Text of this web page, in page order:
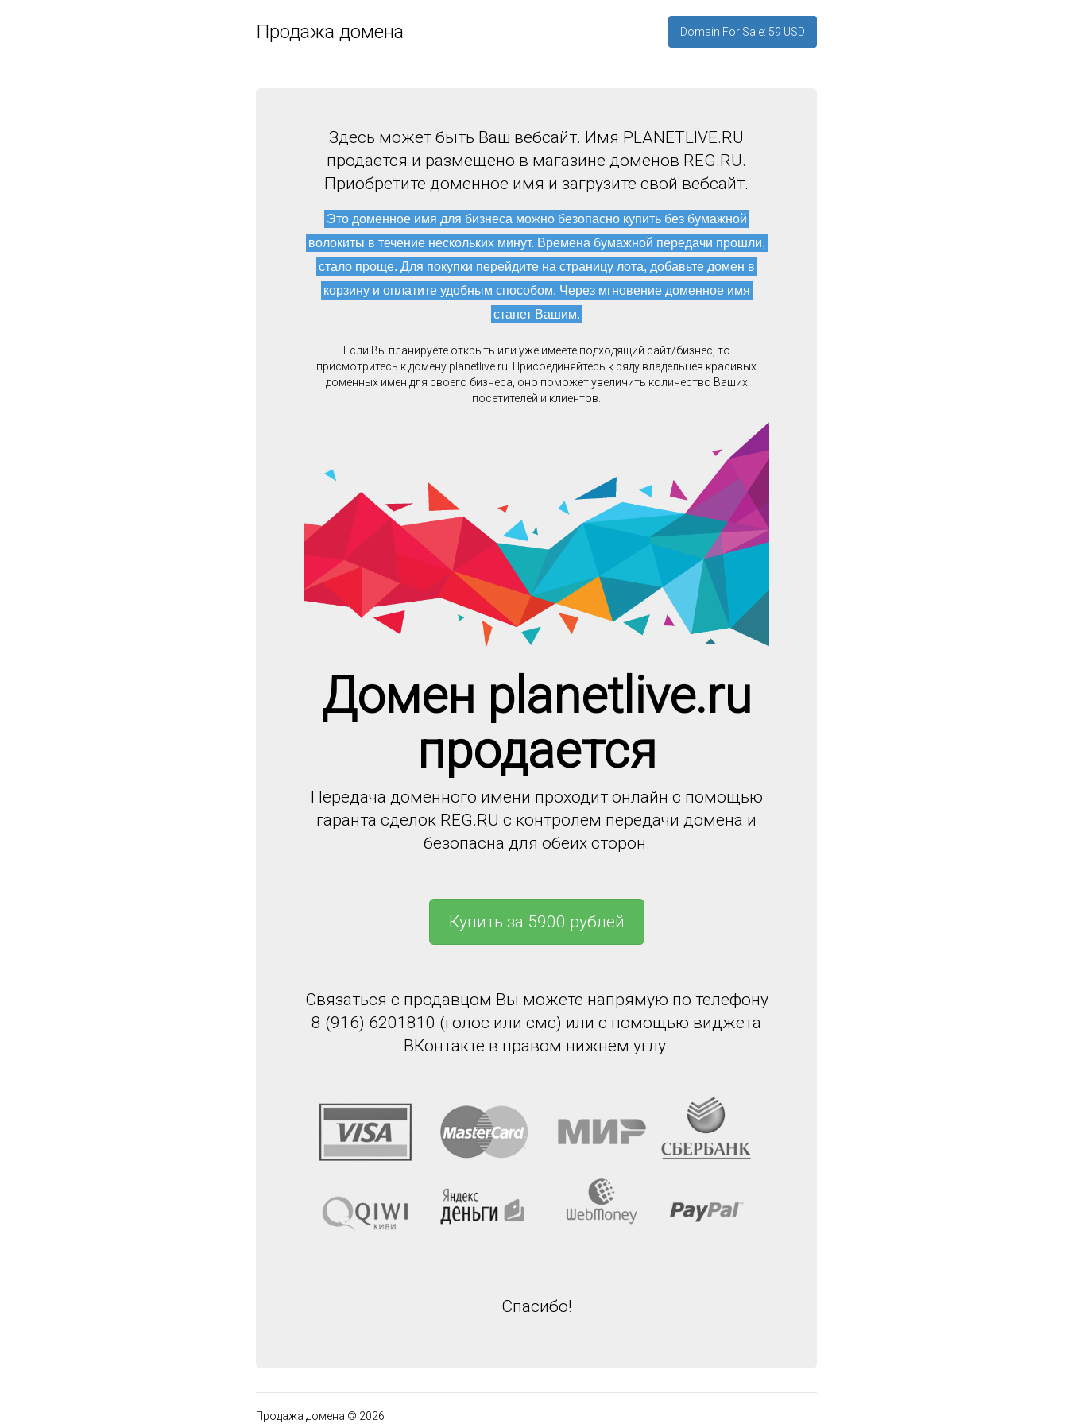
Domain For Sale: 59 USD
Продажа домена
Здесь может быть Ваш вебсайт. Имя PLANETLIVE.RU
продается и размещено в магазине доменов REG.RU.
Приобретите доменное имя и загрузите свой вебсайт.
Это доменное имя для бизнеса можно безопасно купить без бумажной
волокиты в течение нескольких минут. Времена бумажной передачи прошли,
стало проще. Для покупки перейдите на страницу лота, добавьте домен в
корзину и оплатите удобным способом. Через мгновение доменное имя
станет Вашим.
Если Вы планируете открыть или уже имеете подходящий сайт/бизнес, то
присмотритесь к домену planetlive.ru. Присоединяйтесь к ряду владельцев красивых
доменных имен для своего бизнеса, оно поможет увеличить количество Ваших
посетителей и клиентов.
Домен planetlive.ru
продается
Передача доменного имени проходит онлайн с помощью
гаранта сделок REG.RU с контролем передачи домена и
безопасна для обеих сторон.
Купить за 5900 рублей
Связаться с продавцом Вы можете напрямую по телефону
8 (916) 6201810 (голос или смс) или с помощью виджета
ВКонтакте в правом нижнем углу.
Спасибо!
Продажа домена © 2026